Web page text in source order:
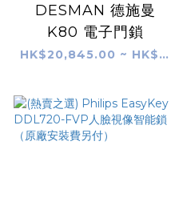
DESMAN 德施曼
K80 電子門鎖
HK$20,845.00 ~ HK$21,780.00